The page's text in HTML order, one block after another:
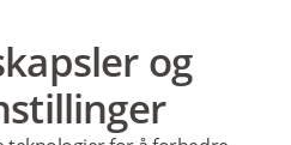
PRODUKTERog
pakken ser